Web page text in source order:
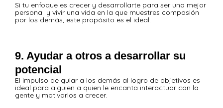
Si tu enfoque es crecer y desarrollarte para ser una mejor
persona y vivir una vida en la que muestres compasión
por los demás, este propósito es el ideal.
9. Ayudar a otros a desarrollar su
potencial
El impulso de guiar a los demás al logro de objetivos es
ideal para alguien a quien le encanta interactuar con la
gente y motivarlos a crecer.